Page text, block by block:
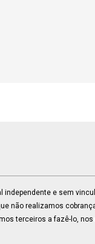
independente e sem
não realizamos
terceiros a fazê-lo,